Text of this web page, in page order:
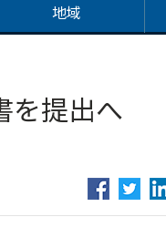
地域
書を提出